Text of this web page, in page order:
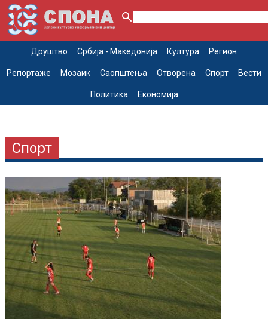
Друштво Србија - Македонија Култура Регион
Репортаже Мозаик Саопштења Отворена Спорт Вести
Политика Економија
Спорт